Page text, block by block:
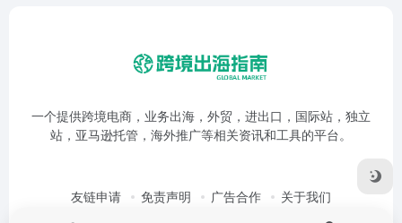
一个提供跨境电商，业务出海，外贸，进出口，国际站，独立
站，亚马逊托管，海外推广等相关资讯和工具的平台。
友链申请 免责声明 广告合作 关于我们